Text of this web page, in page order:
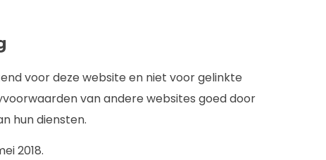
voor deze website en niet voor gelinkte
van andere websites goed door
hun diensten.
2018.